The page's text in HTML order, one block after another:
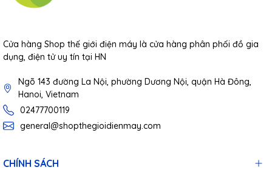
Cửa hàng Shop thế giới điện máy là cửa hàng phân phối đồ gia
dụng, điện tử uy tín tại HN
Ngõ 143 đường La Nội, phường Dương Nội, quận Hà Đông,
Hanoi, Vietnam
02477700119
general@shopthegioidienmay.com
CHÍNH SÁCH